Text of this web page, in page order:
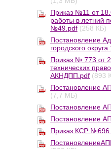
Приказ №11 от
работы в летний
№49.pdf (258 КБ)
Постановление
городского
Приказ № 773 от
технических
АКНДПП.pdf (893
Постановление
(7,7 МБ)
Постановление
Постановление
Приказ КСР №696